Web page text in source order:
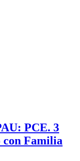
PCE. 3
con Familia